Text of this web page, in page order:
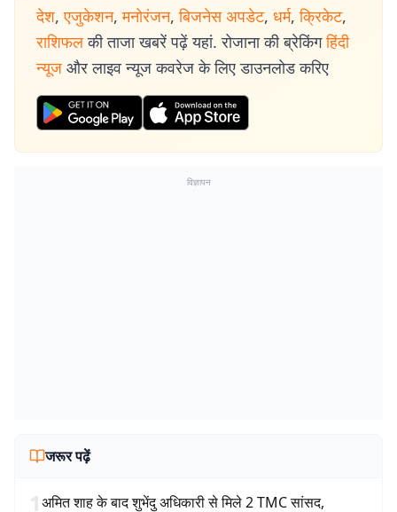
देश, एजुकेशन, मनोरंजन, बिजनेस अपडेट, धर्म, क्रिकेट,
राशिफल की ताजा खबरें पढ़ें यहां. रोजाना की ब्रेकिंग हिंदी
न्यूज और लाइव न्यूज कवरेज के लिए डाउनलोड करिए
विज्ञापन
जरूर पढ़ें
1अमित शाह के बाद शुभेंदु अधिकारी से मिले 2 TMC सांसद,